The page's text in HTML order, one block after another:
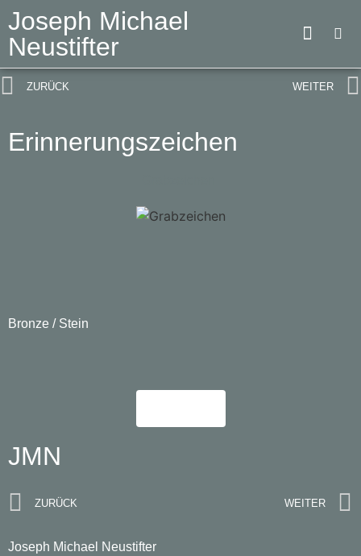
Joseph Michael
Neustifter
ZURÜCK WEITER
Erinnerungszeichen
Bronze / Stein
JMN
ZURÜCK WEITER
Joseph Michael Neustifter